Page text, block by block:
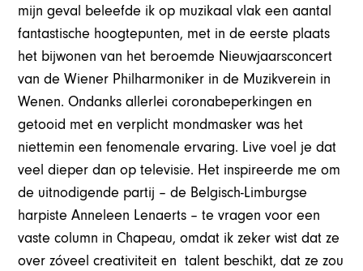
mijn geval beleefde ik op muzikaal vlak een aantal
fantastische hoogtepunten, met in de eerste plaats
het bijwonen van het beroemde Nieuwjaarsconcert
van de Wiener Philharmoniker in de Muzikverein in
Wenen. Ondanks allerlei coronabeperkingen en
getooid met en verplicht mondmasker was het
niettemin een fenomenale ervaring. Live voel je dat
veel dieper dan op televisie. Het inspireerde me om
de uitnodigende partij – de Belgisch-Limburgse
harpiste Anneleen Lenaerts – te vragen voor een
vaste column in Chapeau, omdat ik zeker wist dat ze
over zóveel creativiteit en talent beschikt, dat ze zou